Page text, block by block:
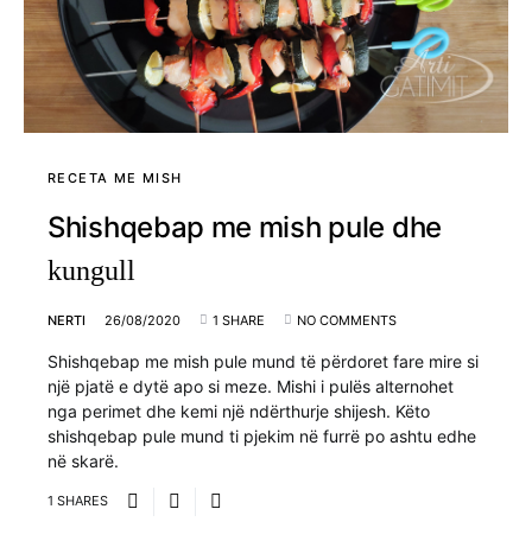
RECETA ME MISH
Shishqebap me mish pule dhe
kungull
NERTI 26/08/2020 1 SHARE NO COMMENTS
Shishqebap me mish pule mund të përdoret fare mire si
një pjatë e dytë apo si meze. Mishi i pulës alternohet
nga perimet dhe kemi një ndërthurje shijesh. Këto
shishqebap pule mund ti pjekim në furrë po ashtu edhe
në skarë.
1 SHARES